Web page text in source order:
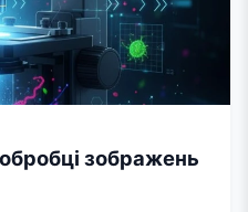
зображень